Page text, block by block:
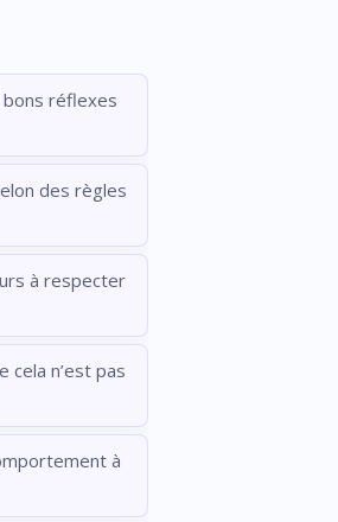
bons réflexes
des règles
à respecter
cela n’est pas
à